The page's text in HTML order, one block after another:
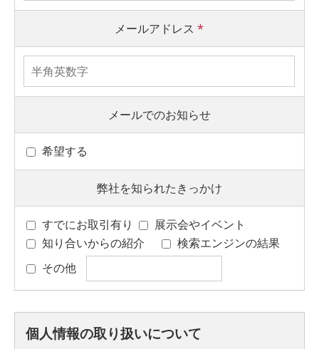
メールアドレス*
メールでのお知らせ
希望する
弊社を知られたきっかけ
すでにお取引有り
展示会やイベント
知り合いからの紹介
検索エンジンの結果
その他
個人情報の取り扱いについて